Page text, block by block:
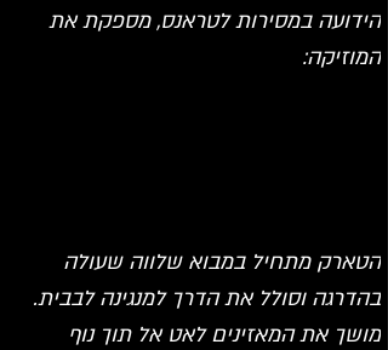
הידועה במסירות לטראנס, מספקת את
המוזיקה:
הטארק מתחיל במבוא שלווה שעולה
בהדרגה וסולל את הדרך למנגינה לבבית.
מושך את המאזינים לאט אל תוך נוף